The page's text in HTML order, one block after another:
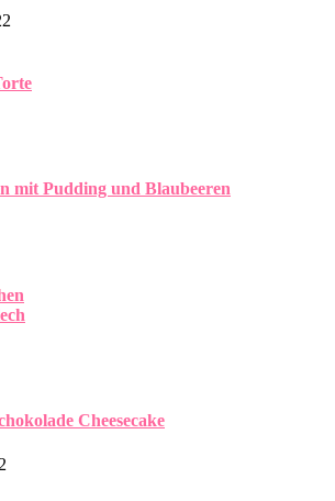
mit Pudding und Blaubeeren
Cheesecake